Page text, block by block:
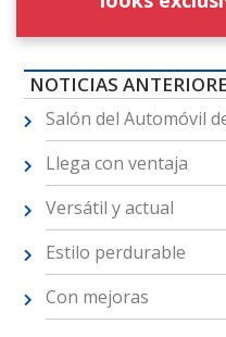
NOTICIAS
Salón del Automóvil
Llega con ventaja
Versátil y actual
Estilo perdurable
Con mejoras